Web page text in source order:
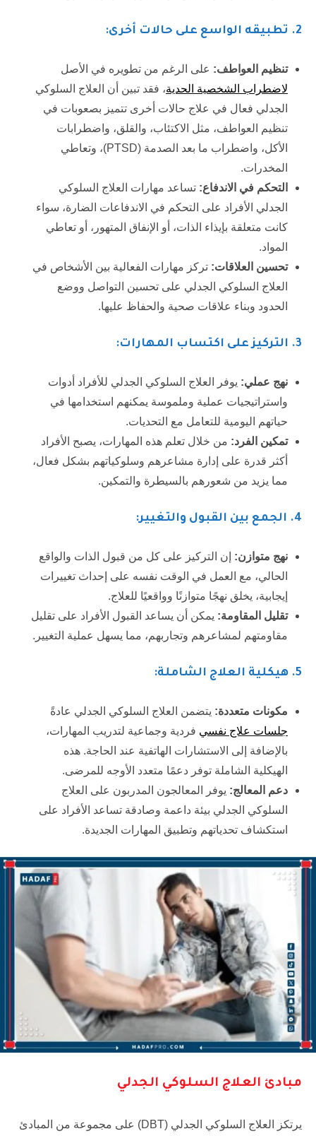
2. تطبيقه الواسع على حالات أخرى:
تنظيم العواطف: على الرغم من تطويره في الأصل
لاضطراب الشخصية الحدية، فقد تبين أن العلاج السلوكي
الجدلي فعال في علاج حالات أخرى تتميز بصعوبات في
تنظيم العواطف، مثل الاكتئاب، والقلق، واضطرابات
الأكل، واضطراب ما بعد الصدمة (PTSD)، وتعاطي
المخدرات.
التحكم في الاندفاع: تساعد مهارات العلاج السلوكي
الجدلي الأفراد على التحكم في الاندفاعات الضارة، سواء
كانت متعلقة بإيذاء الذات، أو الإنفاق المتهور، أو تعاطي
المواد.
تحسين العلاقات: تركز مهارات الفعالية بين الأشخاص في
العلاج السلوكي الجدلي على تحسين التواصل ووضع
الحدود وبناء علاقات صحية والحفاظ عليها.
3. التركيز على اكتساب المهارات:
نهج عملي: يوفر العلاج السلوكي الجدلي للأفراد أدوات
واستراتيجيات عملية وملموسة يمكنهم استخدامها في
حياتهم اليومية للتعامل مع التحديات.
تمكين الفرد: من خلال تعلم هذه المهارات، يصبح الأفراد
أكثر قدرة على إدارة مشاعرهم وسلوكياتهم بشكل فعال،
مما يزيد من شعورهم بالسيطرة والتمكين.
4. الجمع بين القبول والتغيير:
نهج متوازن: إن التركيز على كل من قبول الذات والواقع
الحالي، مع العمل في الوقت نفسه على إحداث تغييرات
إيجابية، يخلق نهجًا متوازنًا وواقعيًا للعلاج.
تقليل المقاومة: يمكن أن يساعد القبول الأفراد على تقليل
مقاومتهم لمشاعرهم وتجاربهم، مما يسهل عملية التغيير.
5. هيكلية العلاج الشاملة:
مكونات متعددة: يتضمن العلاج السلوكي الجدلي عادةً
جلسات علاج نفسي فردية وجماعية لتدريب المهارات،
بالإضافة إلى الاستشارات الهاتفية عند الحاجة. هذه
الهيكلية الشاملة توفر دعمًا متعدد الأوجه للمرضى.
دعم المعالج: يوفر المعالجون المدربون على العلاج
السلوكي الجدلي بيئة داعمة وصادقة تساعد الأفراد على
استكشاف تحدياتهم وتطبيق المهارات الجديدة.
مبادئ العلاج السلوكي الجدلي
يرتكز العلاج السلوكي الجدلي (DBT) على مجموعة من المبادئ